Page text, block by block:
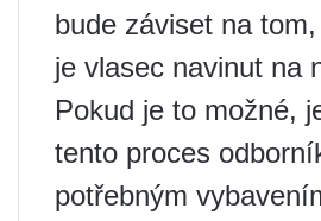
bude záviset na
je vlasec navinut na
Pokud je to možné,
tento proces
potřebným